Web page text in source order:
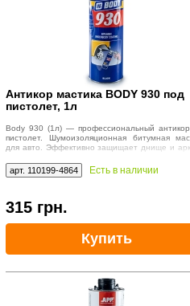
Антикор мастика BODY 930 под
пистолет, 1л
Body 930 (1л) — профессиональный
пистолет. Шумоизоляционная битумная
для авто. Эффективно защищает днище и
окрашиванию.
арт. 110199-4864 Есть в наличии
315 грн.
Купить